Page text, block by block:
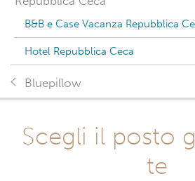
B&B e Case Vacanza Repubblica
Hotel Repubblica Ceca
Bluepillow
Scegli il posto
te